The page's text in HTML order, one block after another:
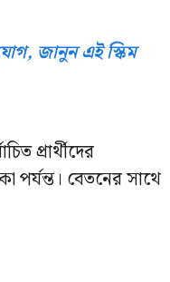
জানুন এই স্কিম
প্রার্থীদের
বেতনের সাথে